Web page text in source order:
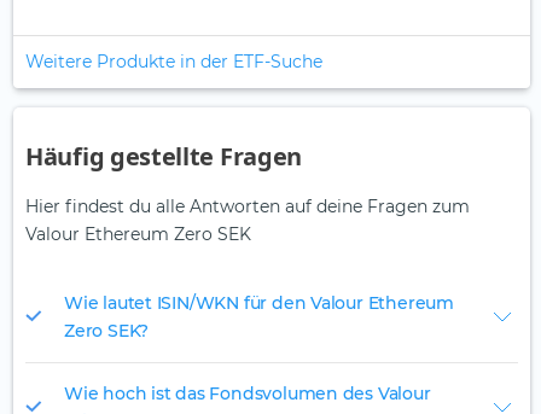
Weitere Produkte in der ETF-Suche
Häufig gestellte Fragen
Hier findest du alle Antworten auf deine Fragen zum
Valour Ethereum Zero SEK
Wie lautet ISIN/WKN für den Valour Ethereum
Zero SEK?
Wie hoch ist das Fondsvolumen des Valour